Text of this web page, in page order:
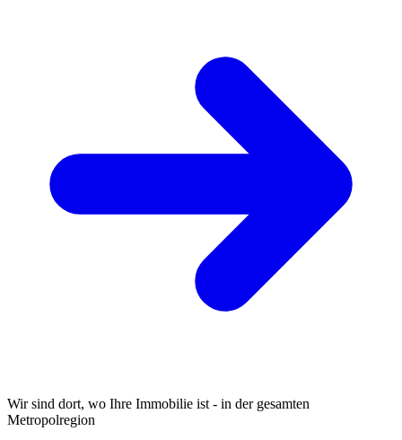
Wir sind dort, wo Ihre Immobilie ist - in der gesamten
Metropolregion